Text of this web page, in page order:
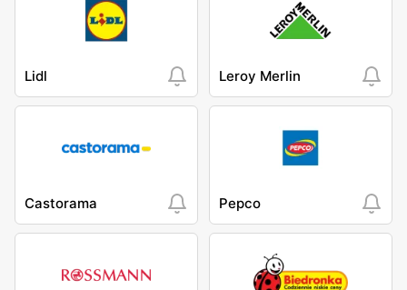
Lidl Leroy Merlin
Castorama Pepco